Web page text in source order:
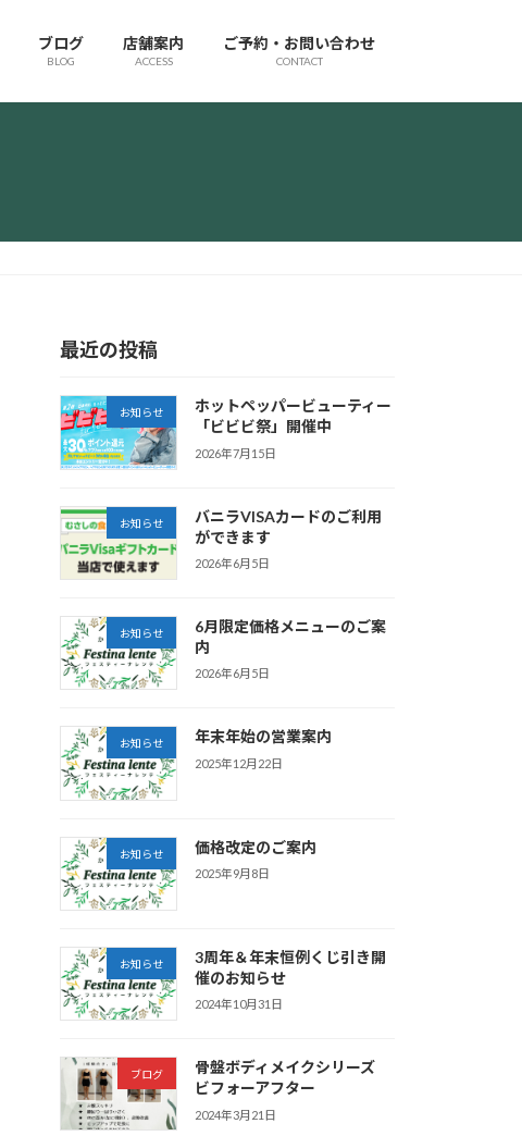
ブログ
BLOG
店舗案内
ACCESS
ご予約・お問い合わせ
CONTACT
最近の投稿
お知らせ
ホットペッパービューティー
「ビビビ祭」開催中
2026年7月15日
お知らせ
バニラVISAカードのご利用
ができます
2026年6月5日
お知らせ
6月限定価格メニューのご案
内
2026年6月5日
お知らせ 年末年始の営業案内
2025年12月22日
お知らせ 価格改定のご案内
2025年9月8日
お知らせ
3周年＆年末恒例くじ引き開
催のお知らせ
2024年10月31日
ブログ
骨盤ボディメイクシリーズ
ビフォーアフター
2024年3月21日